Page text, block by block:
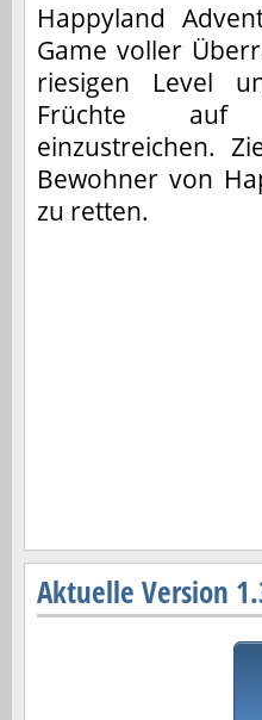
Happyland
Game voller
riesigen Level
Früchte auf
einzustreichen.
Bewohner von
zu retten.
Aktuelle Version